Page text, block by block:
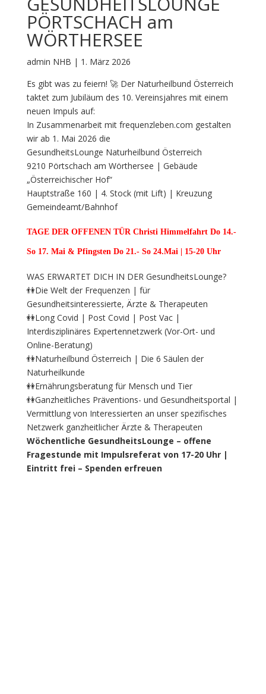
PÖRTSCHACH am
WÖRTHERSEE
admin NHB | 1. März 2026
Es gibt was zu feiern! 🚀 Der Naturheilbund Österreich
taktet zum Jubiläum des 10. Vereinsjahres mit einem
neuen Impuls auf:
In Zusammenarbeit mit frequenzleben.com gestalten
wir ab 1. Mai 2026 die
GesundheitsLounge Naturheilbund Österreich
9210 Pörtschach am Wörthersee | Gebäude
„Österreichischer Hof“
Hauptstraße 160 | 4. Stock (mit Lift) | Kreuzung
Gemeindeamt/Bahnhof
TAGE DER OFFENEN TÜR Christi Himmelfahrt Do 14.-
So 17. Mai & Pfingsten Do 21.- So 24.Mai | 15-20 Uhr
WAS ERWARTET DICH IN DER GesundheitsLounge?
👫Die Welt der Frequenzen | für
Gesundheitsinteressierte, Ärzte & Therapeuten
👭Long Covid | Post Covid | Post Vac |
Interdisziplinäres Expertennetzwerk (Vor-Ort- und
Online-Beratung)
👫Naturheilbund Österreich | Die 6 Säulen der
Naturheilkunde
👭Ernährungsberatung für Mensch und Tier
👫Ganzheitliches Präventions- und Gesundheitsportal |
Vermittlung von Interessierten an unser spezifisches
Netzwerk ganzheitlicher Ärzte & Therapeuten
Wöchentliche GesundheitsLounge – offene
Fragestunde mit Impulsreferat von 17-20 Uhr |
Eintritt frei – Spenden erfreueni |tlichen Ärzte &